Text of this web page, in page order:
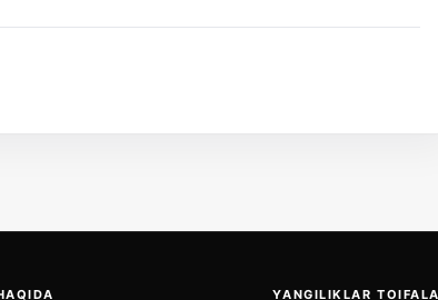
YANGILIKLAR